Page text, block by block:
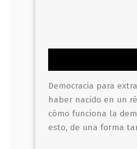
Democracia para
haber nacido en un
cómo funciona la
esto, de una forma